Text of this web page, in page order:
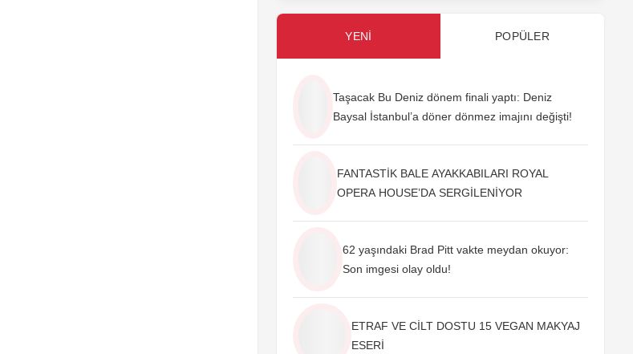
YENI POPÜLER
Taşacak Bu Deniz dönem finali yaptı: Deniz
Baysal İstanbul’a döner dönmez imajını değişti!
FANTASTİK BALE AYAKKABILARI ROYAL
OPERA HOUSE’DA SERGİLENİYOR
62 yaşındaki Brad Pitt vakte meydan okuyor:
Son imgesi olay oldu!
ETRAF VE CİLT DOSTU 15 VEGAN MAKYAJ
ESERİ